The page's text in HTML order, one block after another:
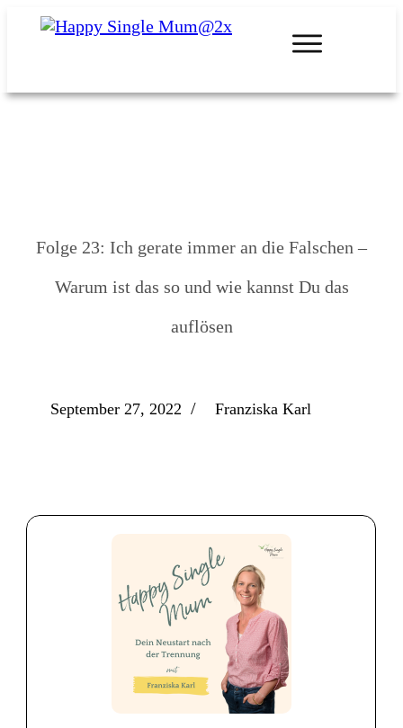
Folge 23: Ich gerate immer an die Falschen –
Warum ist das so und wie kannst Du das
auflösen
September 27, 2022 / Franziska Karl